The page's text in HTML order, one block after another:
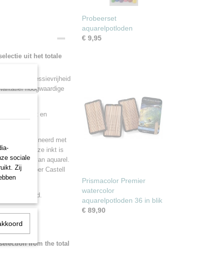
uit het totale
veel expressievrijheid
hoogwaardige
opgelost en
gecombineerd met
Deze inkt is
van aquarel.
van Faber Castell
gefixeerd.
from the total
Probeerset
aquarelpotloden
€ 9,95
Prismacolor Premier
watercolor
aquarelpotloden 36 in blik
€ 89,90
sociale
Zij